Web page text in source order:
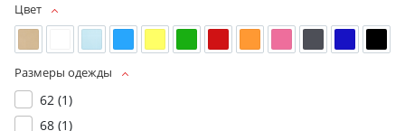
Цвет
Размеры одежды
62 (1)
68 (1)